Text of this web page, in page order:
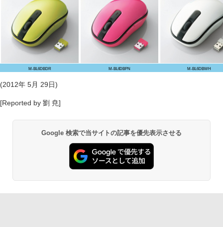
M-BL6DBDR M-BL6DBPN M-BL6DBWH
(2012年 5月 29日)
[Reported by 劉 尭]
Google 検索で当サイトの記事を優先表示させる